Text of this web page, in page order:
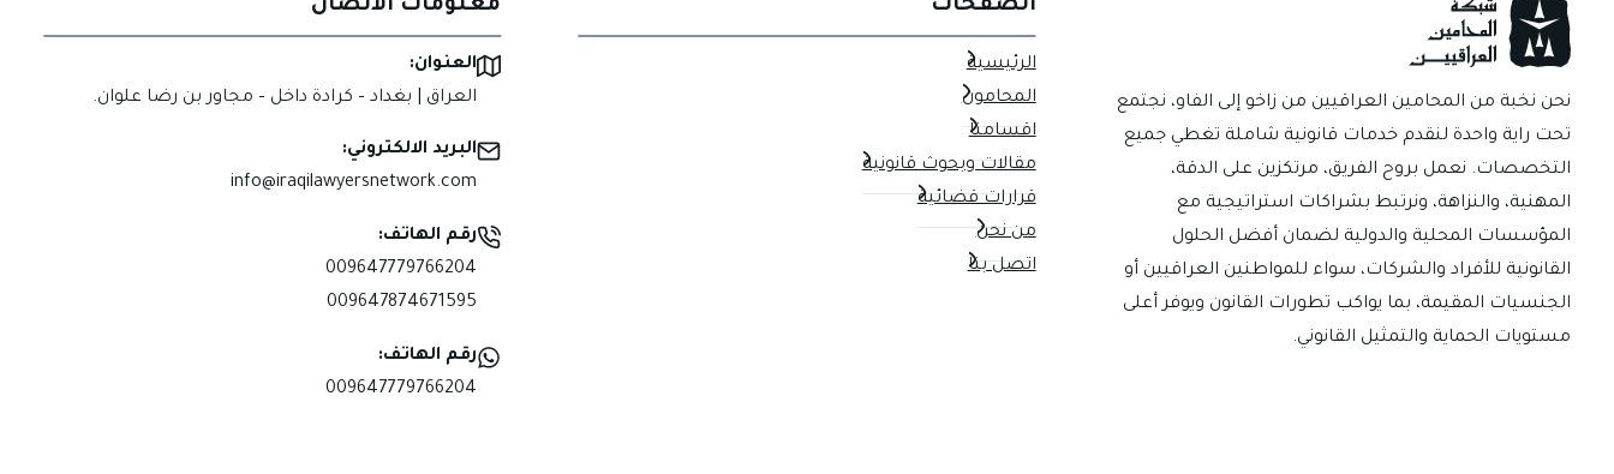
نحن نخبة من المحامين العراقيين من زاخو إلى الفاو، نجتمع
تحت راية واحدة لنقدم خدمات قانونية شاملة تغطي جميع
التخصصات. نعمل بروح الفريق، مرتكزين على الدقة،
المهنية، والنزاهة، ونرتبط بشراكات استراتيجية مع
المؤسسات المحلية والدولية لضمان أفضل الحلول
القانونية للأفراد والشركات، سواء للمواطنين العراقيين أو
الجنسيات المقيمة، بما يواكب تطورات القانون ويوفر أعلى
مستويات الحماية والتمثيل القانوني.
الصفحات
الرئيسية
المحامون
اقسامنا
مقالات وبحوث قانونية
قرارات قضائية
من نحن
اتصل بنا
معلومات الاتصال
العنوان:
العراق | بغداد – كرادة داخل – مجاور بن رضا علوان.
البريد الالكتروني:
info@iraqilawyersnetwork.com
رقم الهاتف:
009647779766204
009647874671595
رقم الهاتف:
009647779766204